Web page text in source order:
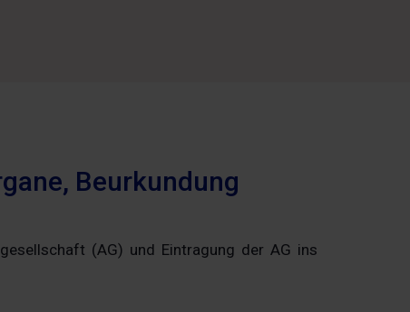
Beurkundung
(AG) und Eintragung der AG ins